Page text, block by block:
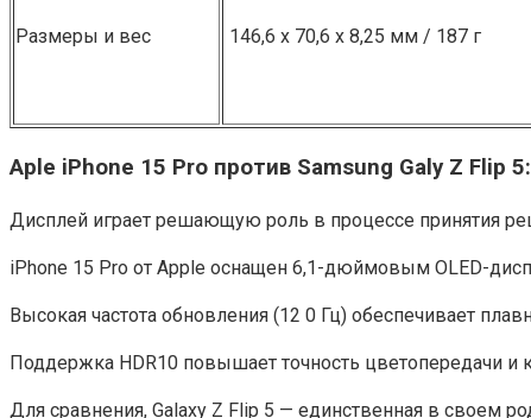
Размеры и вес 146,6 х 70,6 х 8,25 мм / 187 г
A͏ple iPhone͏ 15 Pro против Samsung G͏al͏y ͏Z ͏Flip
Дисплей играет решающую роль в процессе принятия
iPhone 15 Pro от Apple оснащен 6,1-дюймовым OLED-
Высокая частота обновления (12 0 Гц) обеспечивает
Поддержка HDR10 повышает точность цветопередачи и
Для сравнения, G͏alaxy ͏Z ͏Flip 5͏ — единственная в своем